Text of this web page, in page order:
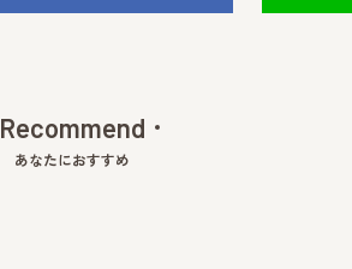
Recommend
あなたにおすすめ